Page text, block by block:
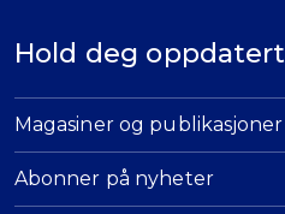
Hold deg oppdatert
Magasiner og publikasjoner
Abonner på nyheter